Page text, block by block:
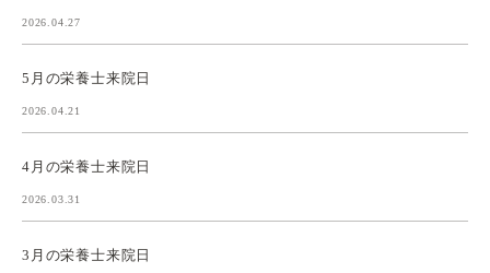
2026.04.27
5月の栄養士来院日
2026.04.21
4月の栄養士来院日
2026.03.31
3月の栄養士来院日